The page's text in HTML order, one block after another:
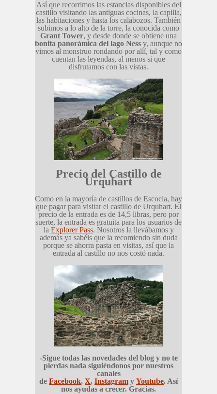
Así que recorrimos las estancias disponibles del
castillo visitando las antiguas cocinas, la capilla,
las habitaciones y hasta los calabozos. También
subimos a lo alto de la torre, la conocida como
Grant Tower, y desde donde se obtiene una
bonita panorámica del lago Ness y, aunque no
vimos al monstruo rondando por allí, tal y como
cuentan las leyendas, al menos si que
disfrutamos con las vistas.
Precio del Castillo de
Urquhart
Como en la mayoría de castillos de Escocia, hay
que pagar para visitar el castillo de Urquhart. El
precio de la entrada es de 14,5 libras, pero por
suerte, la entrada es gratuita para los usuarios de
la Explorer Pass. Nosotros la llevábamos y
además ya sabéis que la recomiendo sin duda
porque se ahorra pasta en visitas, así que la
entrada al castillo no nos costó nada.
-Sigue todas las novedades del blog y no te
pierdas nada siguiéndonos por nuestros
canales
de Facebook, X, Instagram y Youtube. Así
nos ayudas a crecer. Gracias.